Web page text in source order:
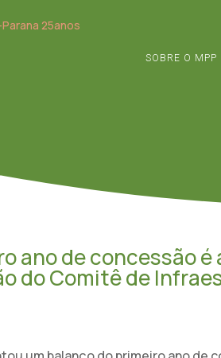
SOBRE O MPP
ano de concessão
do Comitê de